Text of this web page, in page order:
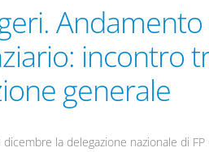
incontro
generale
la delegazione nazionale di